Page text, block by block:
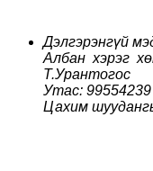
Дэлгэрэнгүй
Албан хэрэг
Т.Урантогос
Утас: 99554239
Цахим